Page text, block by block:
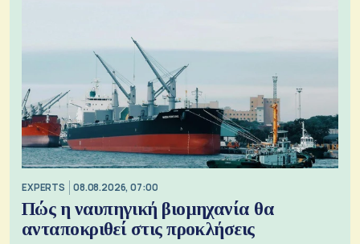
EXPERTS 08.08.2026, 07:00
Πώς η ναυπηγική βιομηχανία θα
ανταποκριθεί στις προκλήσεις